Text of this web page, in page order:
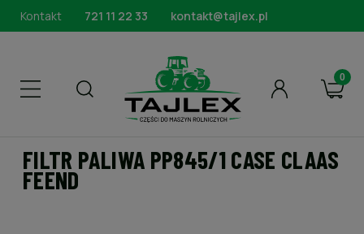
Kontakt 721 11 22 33 kontakt@tajlex.pl
FILTR PALIWA PP845/1 CASE CLAAS
FEEND